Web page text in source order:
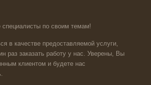
по своим темам!
в качестве предоставляемой услуги,
раз заказать работу у нас. Уверены, Вы
клиентом и будете нас